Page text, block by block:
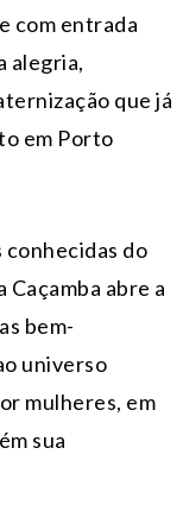
com entrada
alegria,
que já
em Porto
conhecidas do
Caçamba abre a
bem-
universo
mulheres, em
sua